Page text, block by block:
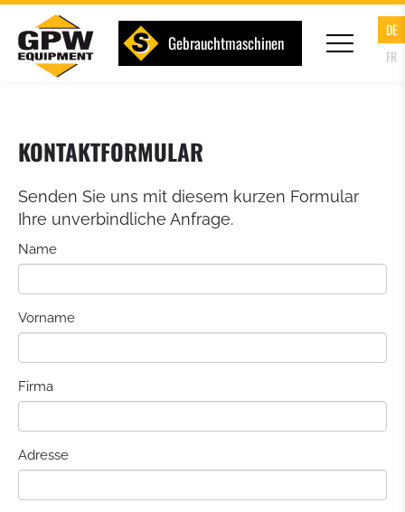
Gebrauchtmaschinen
DE
FR
KONTAKTFORMULAR
Senden Sie uns mit diesem kurzen Formular
Ihre unverbindliche Anfrage.
Name
Vorname
Firma
Adresse